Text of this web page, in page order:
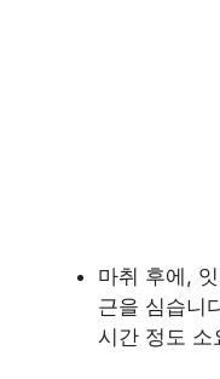
마취 후에,
근을 심습니
시간 정도 소